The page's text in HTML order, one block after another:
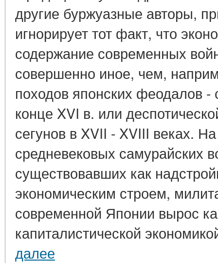
другие буржуазные авторы,
игнорирует тот факт, что
содержание современных
совершенно иное, чем,
походов японских феодалов
конце XVI в. или
сегунов в XVII - XVIII веках.
средневековых самурайских
существовавших как
экономическим строем,
современной Японии вырос
капиталистической
далее